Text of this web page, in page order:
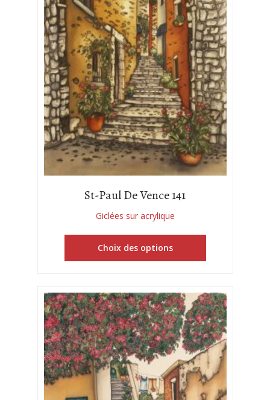
St-Paul De Vence 141
Giclées sur acrylique
Choix des options